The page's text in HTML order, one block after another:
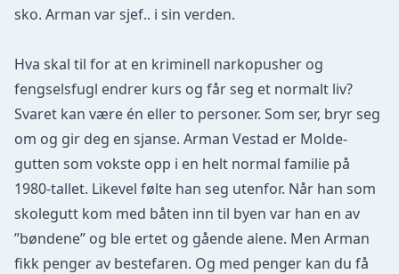
sko. Arman var sjef.. i sin verden.
Hva skal til for at en kriminell narkopusher og
fengselsfugl endrer kurs og får seg et normalt liv?
Svaret kan være én eller to personer. Som ser, bryr seg
om og gir deg en sjanse. Arman Vestad er Molde-
gutten som vokste opp i en helt normal familie på
1980-tallet. Likevel følte han seg utenfor. Når han som
skolegutt kom med båten inn til byen var han en av
”bøndene” og ble ertet og gående alene. Men Arman
fikk penger av bestefaren. Og med penger kan du få